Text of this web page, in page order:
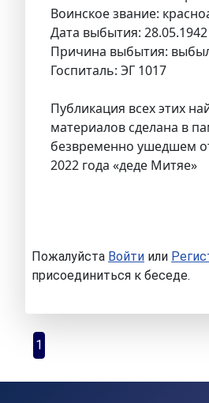
Воинское звание:
Дата выбытия: 28.05.1942
Причина выбытия:
Госпиталь: ЭГ 1017
Публикация всех этих
материалов сделана в
безвременно ушедшем
2022 года «деде Митяе»
Пожалуйста Войти или
присоединиться к беседе.
1